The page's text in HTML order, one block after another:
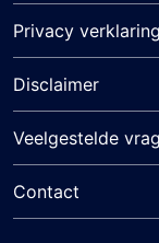
Privacy verklaring
Disclaimer
Veelgestelde
Contact